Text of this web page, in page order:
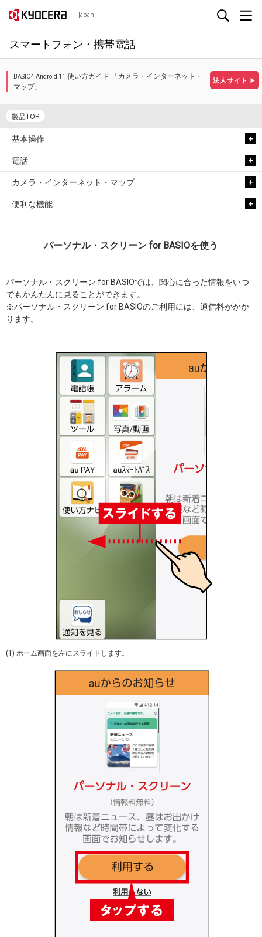
Japan
スマートフォン・携帯電話
法人サイト ▶
BASIO4 Android 11 使い方ガイド 「カメラ・インターネット・
マップ」
製品TOP
基本操作
電話
カメラ・インターネット・マップ
便利な機能
パーソナル・スクリーン for BASIOを使う
パーソナル・スクリーン for BASIOでは、関心に合った情報をいつ
でもかんたんに見ることができます。
※パーソナル・スクリーン for BASIOのご利用には、通信料がかか
ります。
(1) ホーム画面を左にスライドします。